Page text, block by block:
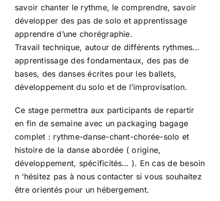
savoir chanter le rythme, le comprendre, savoir
développer des pas de solo et apprentissage
apprendre d’une chorégraphie.
Travail technique, autour de différents rythmes…
apprentissage des fondamentaux, des pas de
bases, des danses écrites pour les ballets,
développement du solo et de l’improvisation.
Ce stage permettra aux participants de repartir
en fin de semaine avec un packaging bagage
complet : rythme-danse-chant-chorée-solo et
histoire de la danse abordée ( origine,
développement, spécificités… ). En cas de besoin
n ‘hésitez pas à nous contacter si vous souhaitez
être orientés pour un hébergement.